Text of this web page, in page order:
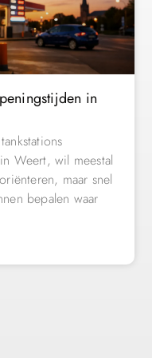
in
Weert, wil meestal
maar snel
bepalen waar